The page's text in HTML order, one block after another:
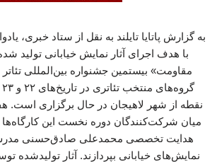
به گزارش پاتایا تایلند به نقل از ستاد خبری،
با هدف اجرای آثار نمایش خیابانی تولید
مقاومت» بیستمین جشنواره بین‌المللی
نقطه از شهر لاهیجان در حال برگزاری است.
میان شرکت‌کنندگان دوره نخست این کارگاه‌ها
هدایت تخصصی محمدعلی صادق‌حسنی مدرس
نمایش‌های خیابانی بپردازند. آثار تولیدشده